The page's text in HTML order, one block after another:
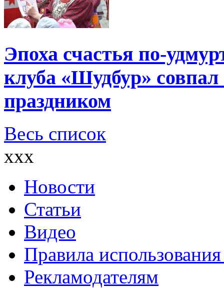
Эпоха счастья по-
клуба «Шудбур»
праздником
Весь список
xxx
Новости
Статьи
Видео
Правила
Рекламодателям